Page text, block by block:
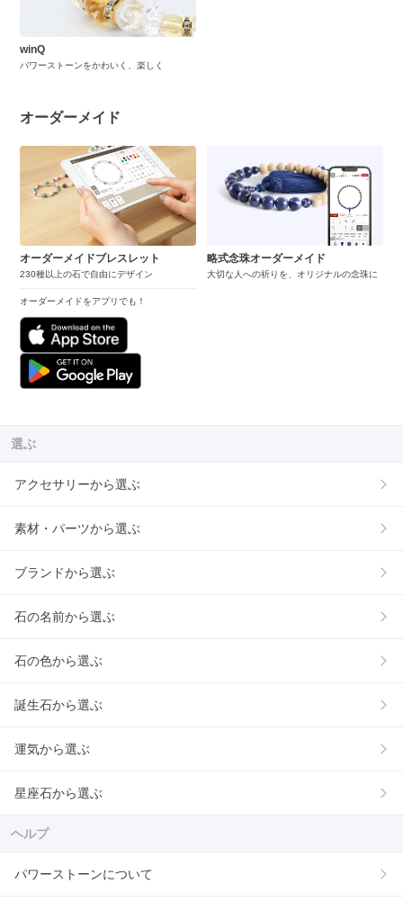
winQ
パワーストーンをかわいく、楽しく
オーダーメイド
オーダーメイドブレスレット
230種以上の石で自由にデザイン
オーダーメイドをアプリでも！
略式念珠オーダーメイド
大切な人への祈りを、オリジナルの念珠に
選ぶ
アクセサリーから選ぶ
素材・パーツから選ぶ
ブランドから選ぶ
石の名前から選ぶ
石の色から選ぶ
誕生石から選ぶ
運気から選ぶ
星座石から選ぶ
ヘルプ
パワーストーンについて